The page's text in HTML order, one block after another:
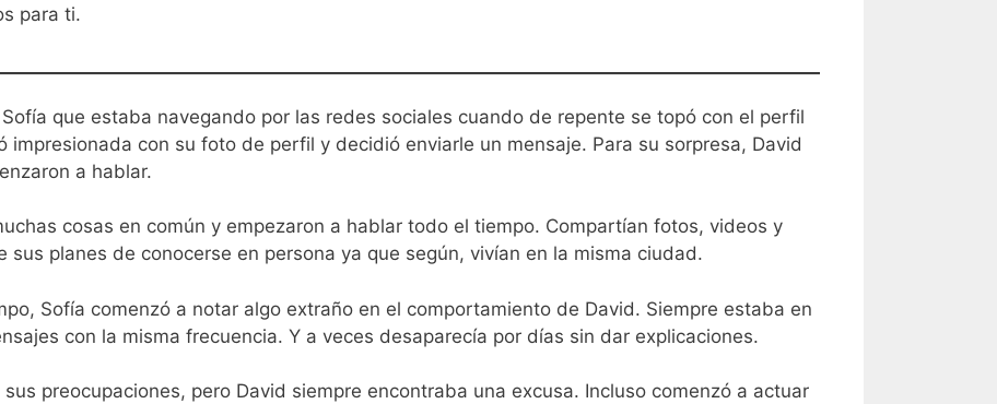
para ti.
que estaba navegando por las redes sociales cuando de repente se topó con el perfil
impresionada con su foto de perfil y decidió enviarle un mensaje. Para su sorpresa, David
a hablar.
cosas en común y empezaron a hablar todo el tiempo. Compartían fotos, videos y
sus planes de conocerse en persona ya que según, vivían en la misma ciudad.
Sofía comenzó a notar algo extraño en el comportamiento de David. Siempre estaba en
con la misma frecuencia. Y a veces desaparecía por días sin dar explicaciones.
preocupaciones, pero David siempre encontraba una excusa. Incluso comenzó a actuar